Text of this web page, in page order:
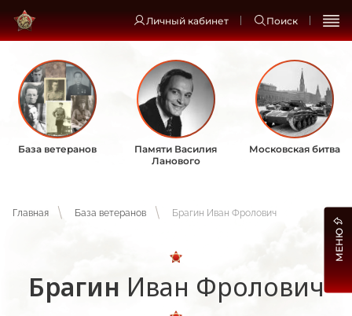
Личный кабинет Поиск
База ветеранов
Памяти Василия
Ланового
Московская битва
Главная База ветеранов Брагин Иван Фролович
Брагин Иван Фролович
МЕНЮ